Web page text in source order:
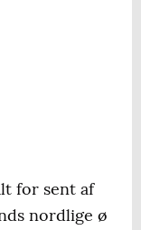
for sent af
nordlige ø